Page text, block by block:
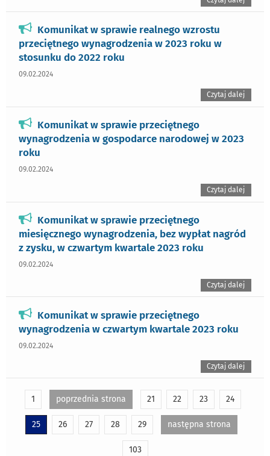
Komunikat w sprawie realnego wzrostu
przeciętnego wynagrodzenia w 2023 roku w
stosunku do 2022 roku
09.02.2024
Czytaj dalej
Komunikat w sprawie przeciętnego
wynagrodzenia w gospodarce narodowej w 2023
roku
09.02.2024
Czytaj dalej
Komunikat w sprawie przeciętnego
miesięcznego wynagrodzenia, bez wypłat nagród
z zysku, w czwartym kwartale 2023 roku
09.02.2024
Czytaj dalej
Komunikat w sprawie przeciętnego
wynagrodzenia w czwartym kwartale 2023 roku
09.02.2024
Czytaj dalej
1 poprzednia strona 21 22 23 24
25 26 27 28 29 następna strona
103